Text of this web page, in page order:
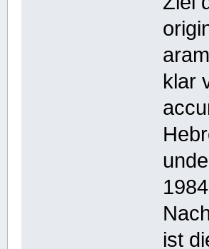
klar
ist